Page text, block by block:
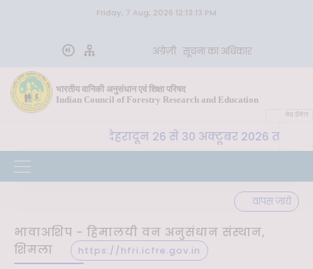
Friday, 7 Aug, 2026 12:13:13 PM
अंग्रेज़ी सूचना का अधिकार
भारतीय वानिकी अनुसंधान एवं शिक्षा परिषद
Indian Council of Forestry Research and Education
वेब ईमेल
भा. वा. अ. शि. प. , देहरादून 26 से 30 अक्टूबर 2026 तक
वापस जायें
भावाअशिप - हिमालयी वन अनुसंधान संस्थान,
शिमला
https://hfri.icfre.gov.in